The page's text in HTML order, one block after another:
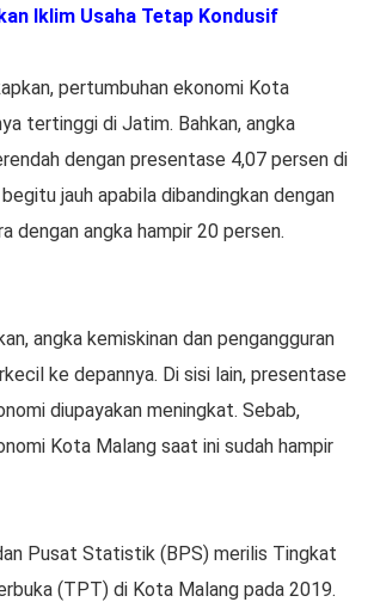
Iklim Usaha Tetap Kondusif
pertumbuhan ekonomi Kota
tertinggi di Jatim. Bahkan, angka
dengan presentase 4,07 persen di
jauh apabila dibandingkan dengan
dengan angka hampir 20 persen.
angka kemiskinan dan pengangguran
ke depannya. Di sisi lain, presentase
diupayakan meningkat. Sebab,
Kota Malang saat ini sudah hampir
Pusat Statistik (BPS) merilis Tingkat
(TPT) di Kota Malang pada 2019.